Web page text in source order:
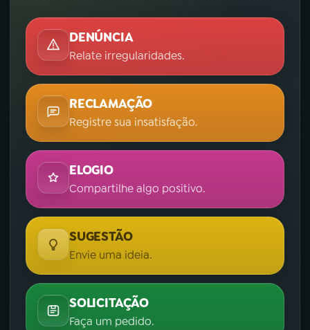
DENÚNCIA
Relate irregularidades.
RECLAMAÇÃO
Registre sua insatisfação.
ELOGIO
Compartilhe algo positivo.
SUGESTÃO
Envie uma ideia.
SOLICITAÇÃO
Faça um pedido.